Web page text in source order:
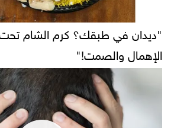
"ديدان في طبقك؟ كرم الشام تحت
الإهمال والصمت!"